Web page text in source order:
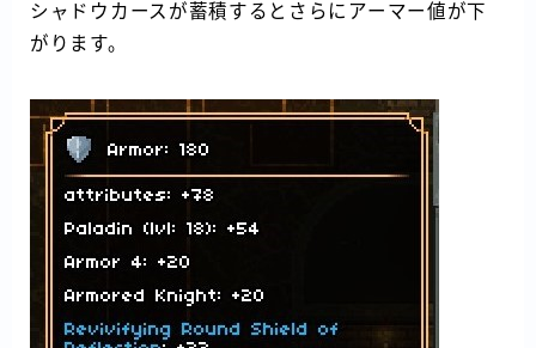
シャドウカースが蓄積するとさらにアーマー値が下
がります。